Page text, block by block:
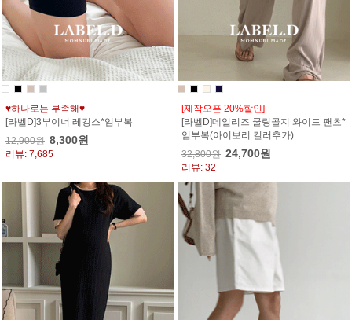
♥하나로는 부족해♥
[라벨D]3부이너 레깅스*임부복
12,900원 8,300원
리뷰: 7,685
[제작오픈 20%할인]
[라벨D]데일리즈 쿨링골지 와이드 팬츠*
임부복(아이보리 컬러추가)
32,800원 24,700원
리뷰: 32